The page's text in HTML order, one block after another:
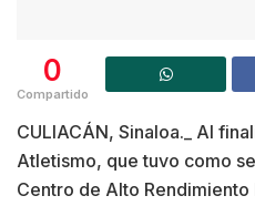
0
Compartido
CULIACÁN, Sinaloa._ Al
Atletismo, que tuvo como
Centro de Alto